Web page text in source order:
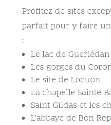
Profitez de sites
parfait pour y faire
:
Le lac de Guerlédan
Les gorges du
Le site de Locuon
La chapelle Sainte
Saint Gildas et les
L’abbaye de Bon